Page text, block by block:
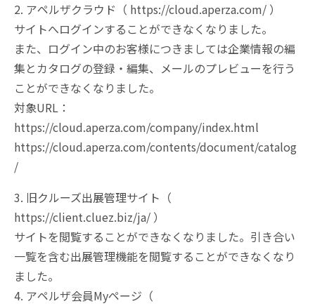
2. アペルザクラウド（ https://cloud.aperza.com/ ）
サイトへログインすることができなくなりました。
また、ログイン中のお客様につきましては企業情報の編
集とカタログの登録・編集、メールのプレビューを行う
ことができなくなりました。
対象URL：
https://cloud.aperza.com/company/index.html
https://cloud.aperza.com/contents/document/catalog
/
3. 旧クルーズ出展管理サイト（
https://client.cluez.biz/ja/ ）
サイトを閲覧することができなくなりました。引き合い
一覧を含む出展管理機能を閲覧することができなくなり
ました。
4. アペルザ会員Myページ（